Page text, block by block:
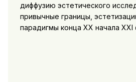
диффузию эстетического
привычные границы,
парадигмы конца XX начала XXI